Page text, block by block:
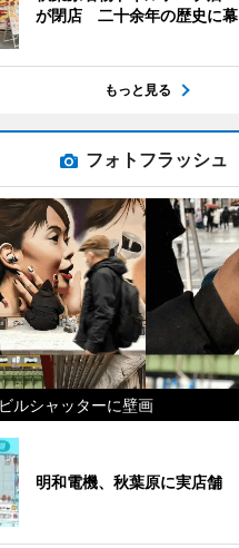
が閉店 二十余年の歴史に幕
もっと見る
フォトフラッシュ
ルシャッターに壁画
明和電機、秋葉原に実店舗